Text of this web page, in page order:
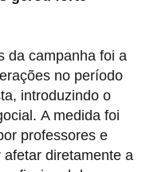
da campanha foi a
no período
introduzindo o
A medida foi
professores e
diretamente a